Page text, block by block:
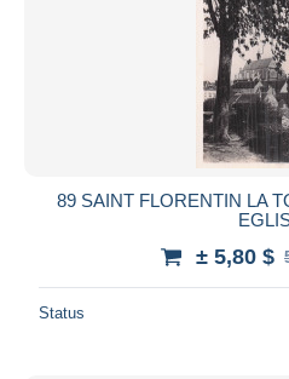
89 SAINT FLORENTIN LA
± 5,80 $
Status